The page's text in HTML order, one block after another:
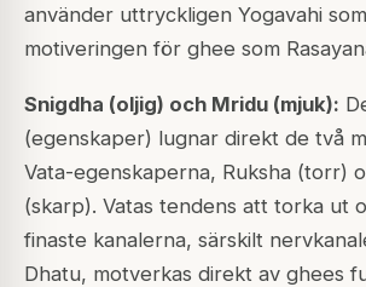
använder uttryckligen Yogavahi
motiveringen för ghee som
Snigdha (oljig) och Mridu (mjuk):
(egenskaper) lugnar direkt de två
Vata-egenskaperna, Ruksha (torr)
(skarp). Vatas tendens att torka ut
finaste kanalerna, särskilt
Dhatu, motverkas direkt av ghees